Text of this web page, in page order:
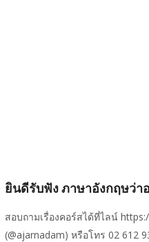
ยินดีรับฟัง ภาษาอังกฤษว่า
สอบถามเรื่องคอร์สได้ที่ไลน์
(@ajarnadam) หรือโทร 02 612